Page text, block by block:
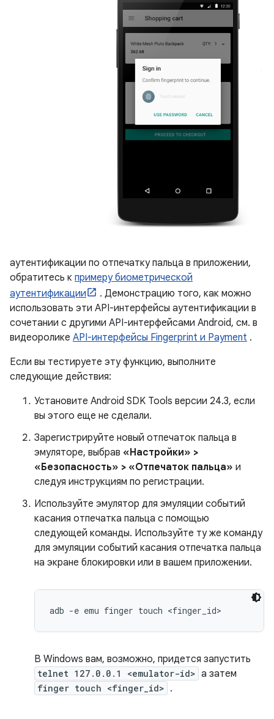
аутентификации по отпечатку пальца в приложении,
обратитесь к примеру биометрической
аутентификации
. Демонстрацию того, как можно
использовать эти API-интерфейсы аутентификации в
сочетании с другими API-интерфейсами Android, см. в
видеоролике API-интерфейсы Fingerprint и Payment .
Если вы тестируете эту функцию, выполните
следующие действия:
Установите Android SDK Tools версии 24.3, если
вы этого еще не сделали.
Зарегистрируйте новый отпечаток пальца в
эмуляторе, выбрав «Настройки» >
«Безопасность» > «Отпечаток пальца» и
следуя инструкциям по регистрации.
Используйте эмулятор для эмуляции событий
касания отпечатка пальца с помощью
следующей команды. Используйте ту же команду
для эмуляции событий касания отпечатка пальца
на экране блокировки или в вашем приложении.
В Windows вам, возможно, придется запустить
telnet 127.0.0.1 <emulator-id> а затем
finger touch <finger_id> .